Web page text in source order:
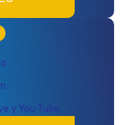
y You Tube.